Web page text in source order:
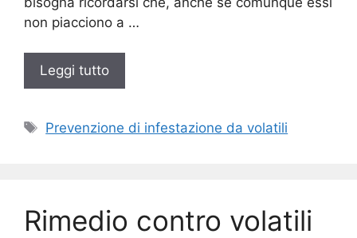
non piacciono a …
Leggi tutto
Tag
Prevenzione di infestazione da volatili
Rimedio contro volatili